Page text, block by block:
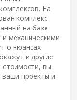
На
комплекс
на базе
и механическими
о нюансах
и другие
стоимости, вы
ваши проекты и